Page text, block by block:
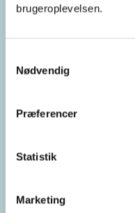
brugeroplevelsen.
Nødvendig
Præferencer
Statistik
Marketing
Alle pakker er zip-filer.
indeholder begge
CMYK-pakke til tryk (eps)
RGB-pakke til web (png)
Negativpakke til mørk
Engelsk logopakke